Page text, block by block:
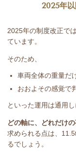
2025年
2025年の制度改正で
ています。
そのため、
車両全体の重量だ
おおよその感覚で
といった運用は通用
どの軸に、どれだけ
求められる点は、
るでしょう。